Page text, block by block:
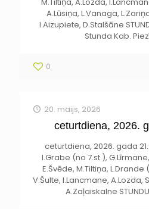
A.Lūsiņa, L.Vanaga,
I.Aizupiete, D.Stalšāne
Stunda Kab.
0
20. maijs, 2026
ceturtdiena, 2026.
ceturtdiena, 2026. gada
I.Grabe (no 7.st.),
E.Švēde, M.Tiltiņa,
V.Šulte, I.Lancmane, A.Lozda,
A.Zaļaiskalne